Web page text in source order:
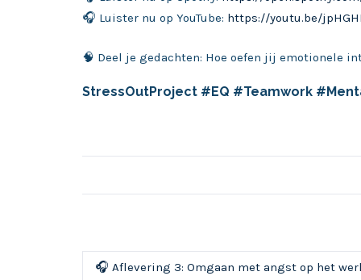
🎧 Luister nu op YouTube: https://youtu.be/
🧠 Deel je gedachten: Hoe oefen jij emotionele
StressOutProject #EQ #Teamwork
🎧 Aflevering 3: Omgaan met angst op het